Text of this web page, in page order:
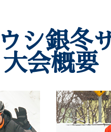
シ銀
会概要